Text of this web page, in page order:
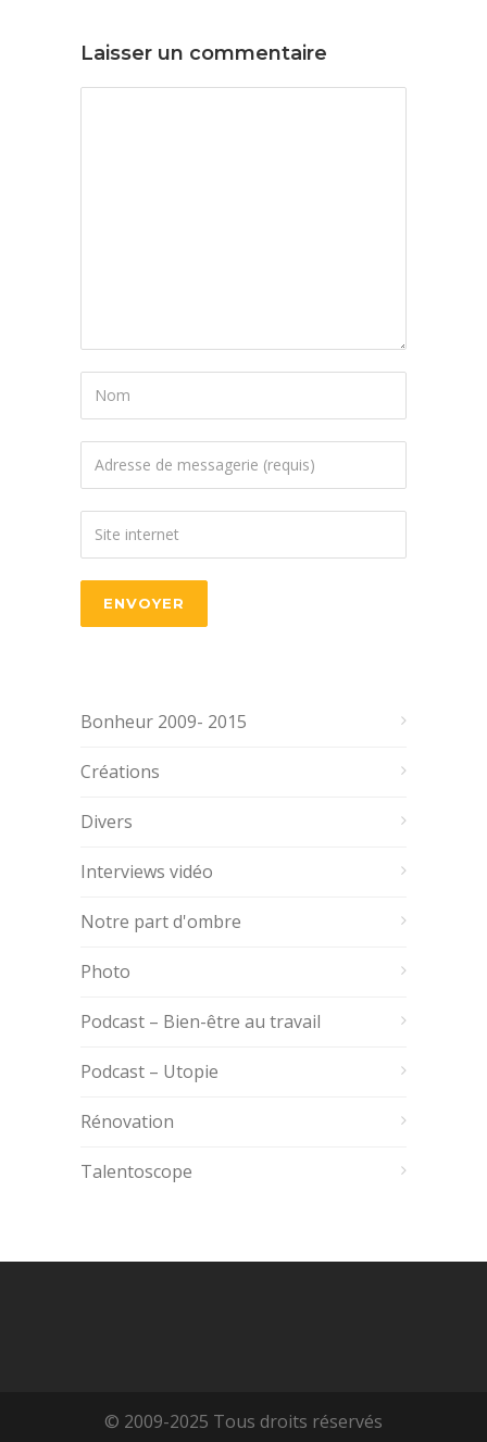
Laisser un commentaire
Bonheur 2009- 2015
Créations
Divers
Interviews vidéo
Notre part d'ombre
Photo
Podcast – Bien-être au travail
Podcast – Utopie
Rénovation
Talentoscope
© 2009-2025 Tous droits réservés